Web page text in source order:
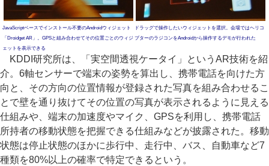
JavaScriptベースでインストール不要のAndroidウィジェット
「Droidget AR」。GPSと組み合わせてその位置ごとのウィジ
ェットを表示できる
ドラッグで操作したいウィジェットを選択。会場ではヘリコ
プターのラジコンをAndroidから操作するデモが行われた
KDDI研究所は、「実空間透視ケータイ」というAR技術を紹
介。6軸センサーで端末の姿勢を算出し、携帯電話を向けた方
向と、その方向の位置情報が登録された写真を組み合わせるこ
とで壁を通り抜けてその位置の写真が表示されるように見える
仕組みや、端末の加速度やマイク、GPSを利用し、携帯電話
所持者の移動状態を把握できる仕組みなどが披露された。移動
状態は停止状態のほかに歩行中、走行中、バス、自動車など7
種類を80%以上の確率で特定できるという。